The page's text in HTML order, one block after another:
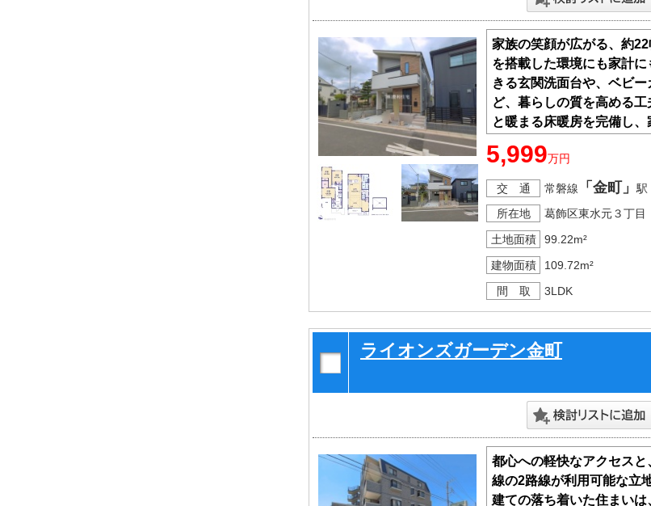
家族の笑顔が広がる、約
を搭載した環境にも家計
きる玄関洗面台や、ベビ
ど、暮らしの質を高める
と暖まる床暖房を完備し
5,999万円
交 通 常磐線 「金町」
所在地
葛飾区東水元３丁目
土地面積
99.22m²
建物面積
109.72m²
間 取
3LDK
ライオンズガーデン金町
都心への軽快なアクセス
線の2路線が利用可能な立
建ての落ち着いた住まい